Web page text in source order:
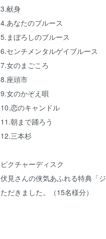
3.献身
4.あなたのブルース
5.まぼろしのブルース
6.センチメンタルゲイブルース
7.女のまごころ
8.座頭市
9.女のかぞえ唄
10.恋のキャンドル
11.朝まで踊ろう
12.三本杉
ピクチャーディスク
伏見さんの侠気あふれる特典「
ただきました。（15名様分）